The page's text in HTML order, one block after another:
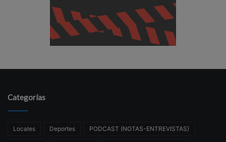
Categorías
Locales Deportes PODCAST (NOTAS-ENTREVISTAS)